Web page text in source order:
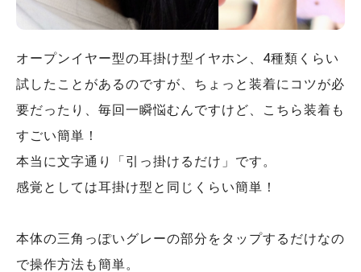
オープンイヤー型の耳掛け型イヤホン、4種類くらい
試したことがあるのですが、ちょっと装着にコツが必
要だったり、毎回一瞬悩むんですけど、こちら装着も
すごい簡単！
本当に文字通り「引っ掛けるだけ」です。
感覚としては耳掛け型と同じくらい簡単！
本体の三角っぽいグレーの部分をタップするだけなの
で操作方法も簡単。